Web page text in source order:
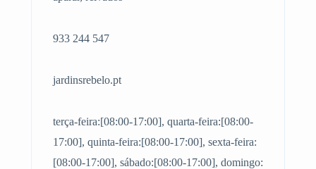
933 244 547
jardinsrebelo.pt
terça-feira:[08:00-17:00], quarta-feira:[08:00-
17:00], quinta-feira:[08:00-17:00], sexta-feira:
[08:00-17:00], sábado:[08:00-17:00], domingo: